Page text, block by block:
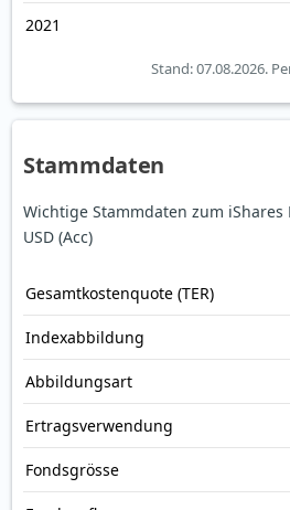
2021
Stand: 07.08.2026.
Stammdaten
Wichtige Stammdaten zum iShares
USD (Acc)
Gesamt­kosten­quote (TER)
Index­abbildung
Abbildungs­art
Ertrags­verwendung
Fonds­grösse